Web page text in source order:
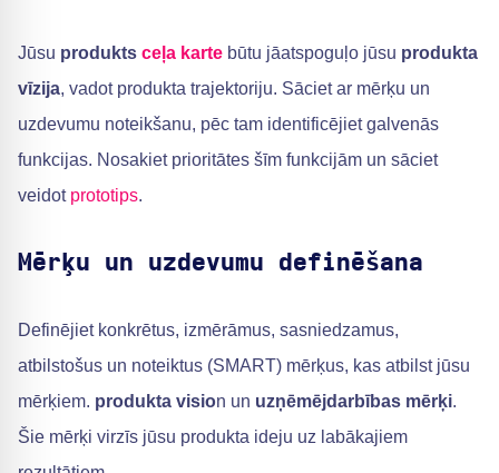
Jūsu produkts ceļa karte būtu jāatspoguļo jūsu produkta
vīzija, vadot produkta trajektoriju. Sāciet ar mērķu un
uzdevumu noteikšanu, pēc tam identificējiet galvenās
funkcijas. Nosakiet prioritātes šīm funkcijām un sāciet
veidot prototips.
Mērķu un uzdevumu definēšana
Definējiet konkrētus, izmērāmus, sasniedzamus,
atbilstošus un noteiktus (SMART) mērķus, kas atbilst jūsu
mērķiem. produkta vision un uzņēmējdarbības mērķi.
Šie mērķi virzīs jūsu produkta ideju uz labākajiem